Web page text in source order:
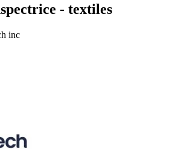
- textiles
inc